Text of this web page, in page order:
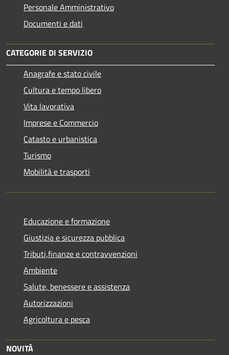
Personale Amministrativo
Documenti e dati
CATEGORIE DI SERVIZIO
Anagrafe e stato civile
Cultura e tempo libero
Vita lavorativa
Imprese e Commercio
Catasto e urbanistica
Turismo
Mobilità e trasporti
Educazione e formazione
Giustizia e sicurezza pubblica
Tributi,finanze e contravvenzioni
Ambiente
Salute, benessere e assistenza
Autorizzazioni
Agricoltura e pesca
NOVITÀ